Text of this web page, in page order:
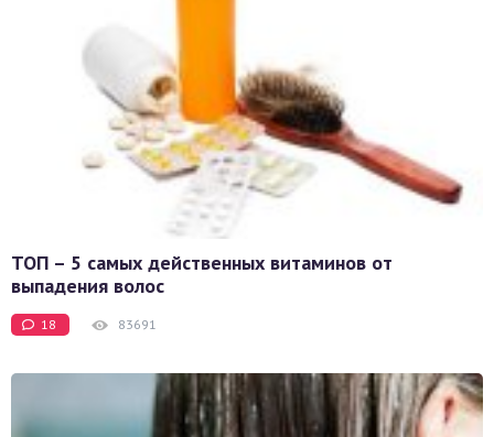
ТОП – 5 самых действенных витаминов от
выпадения волос
18 83691